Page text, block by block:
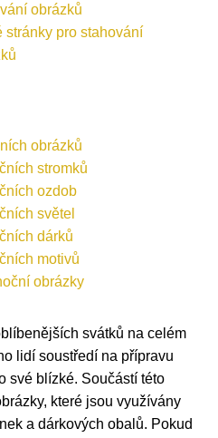
obrázků
stránky pro stahování
obrázků
stromků
ozdob
světel
dárků
motivů
obrázky
svátků na celém
lidí soustředí na přípravu
své blízké. Součástí této
které jsou využívány
a dárkových obalů. Pokud